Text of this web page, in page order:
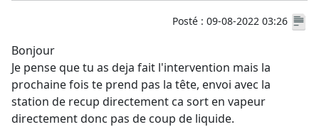
Posté : 09-08-2022 03:26
Bonjour
Je pense que tu as deja fait l'intervention mais la
prochaine fois te prend pas la tête, envoi avec la
station de recup directement ca sort en vapeur
directement donc pas de coup de liquide.